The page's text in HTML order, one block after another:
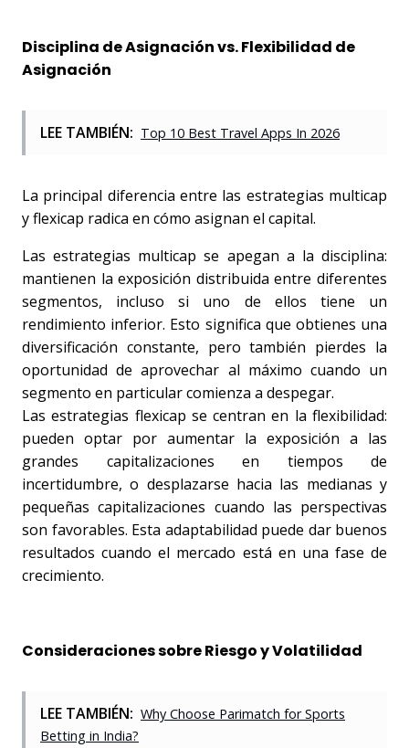
Disciplina de Asignación vs. Flexibilidad de
Asignación
LEE TAMBIÉN: Top 10 Best Travel Apps In 2026
La principal diferencia entre las estrategias multicap
y flexicap radica en cómo asignan el capital.
Las estrategias multicap se apegan a la disciplina:
mantienen la exposición distribuida entre diferentes
segmentos, incluso si uno de ellos tiene un
rendimiento inferior. Esto significa que obtienes una
diversificación constante, pero también pierdes la
oportunidad de aprovechar al máximo cuando un
segmento en particular comienza a despegar.
Las estrategias flexicap se centran en la flexibilidad:
pueden optar por aumentar la exposición a las
grandes capitalizaciones en tiempos de
incertidumbre, o desplazarse hacia las medianas y
pequeñas capitalizaciones cuando las perspectivas
son favorables. Esta adaptabilidad puede dar buenos
resultados cuando el mercado está en una fase de
crecimiento.
Consideraciones sobre Riesgo y Volatilidad
LEE TAMBIÉN: Why Choose Parimatch for Sports
Betting in India?